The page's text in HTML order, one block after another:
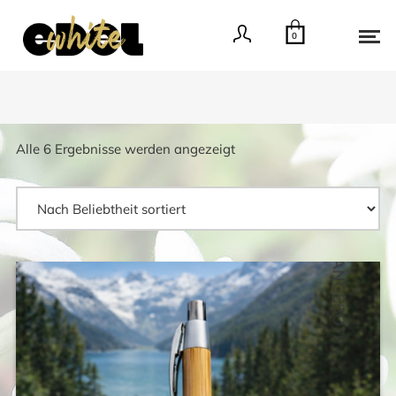
0
Alle 6 Ergebnisse werden angezeigtNach
ANGEBOT!